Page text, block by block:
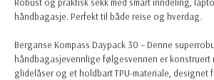
håndbagasje. Perfekt til både reise og hverdag.
Berganse Kompass Daypack 30 – Denne
håndbagasjevennlige følgesvennen er konstruert
glidelåser og et holdbart TPU-materiale, designet